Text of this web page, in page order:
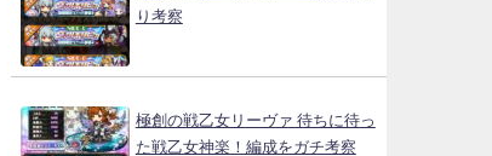
り考察
極創の戦乙女リーヴァ 待ちに待っ
た戦乙女神楽！編成をガチ考察